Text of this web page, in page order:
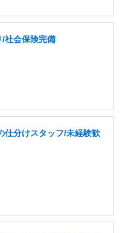
社会保険完備
仕分けスタッフ/未経験歓